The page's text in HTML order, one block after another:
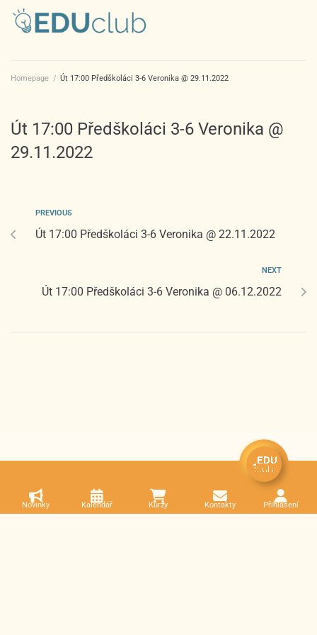
Homepage / Út 17:00 Předškoláci 3-6 Veronika @ 29.11.2022
Út 17:00 Předškoláci 3-6 Veronika @
29.11.2022
PREVIOUS
Út 17:00 Předškoláci 3-6 Veronika @ 22.11.2022
NEXT
Út 17:00 Předškoláci 3-6 Veronika @ 06.12.2022
Novinky Kalendář Kurzy Kontakty Přihlášení